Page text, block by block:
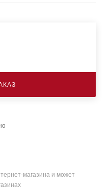
магазина и может